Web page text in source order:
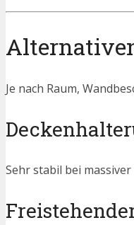
Je nach Raum,
Sehr stabil bei